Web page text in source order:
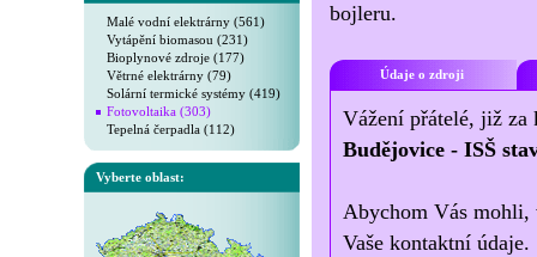
Malé vodní elektrárny (561)
Vytápění biomasou (231)
Bioplynové zdroje (177)
Větrné elektrárny (79)
Solární termické systémy (419)
Fotovoltaika (303)
Tepelná čerpadla (112)
Vyberte oblast:
bojleru.
Údaje o zdroji
Vážení přátelé, již
Budějovice - ISŠ
Abychom Vás mohli,
Vaše kontaktní údaje.